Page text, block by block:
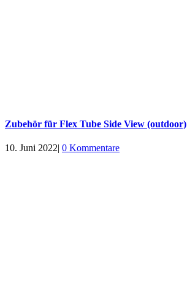
Zubehör für Flex Tube Side View (outdoor)
10. Juni 2022| 0 Kommentare